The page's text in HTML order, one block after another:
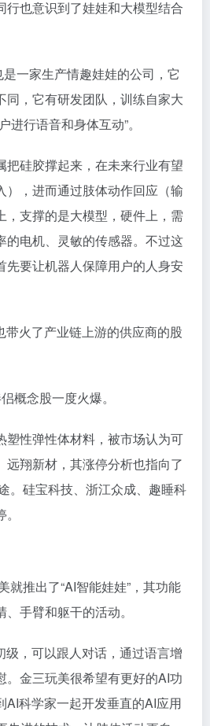
行也意识到了娃娃和大模型结合
一家生产情趣娃娃的公司，它
同，它有研发团队，训练自家大
进行语音和身体互动”。
把硅胶撑起来，在未来行业有望
），进而通过肢体动作回应（输
，支撑的是大模型，硬件上，需
的电机、灵敏的传感器。不过这
先要让机器人保障用户的人身安
带火了产业链上游的供应商的股
概念股一度火爆。
塑性弹性体材料，被市场认为可
远翔新材，其涨停分析也指向了
。硅宝科技、浙江众成、趣睡科
就推出了“AI智能娃娃”，其功能
手臂和躯干的活动。
级，可以跟人对话，通过语言增
。金三玩美很希望有更好的AI功
AI科学家一起开发垂直的AI应用